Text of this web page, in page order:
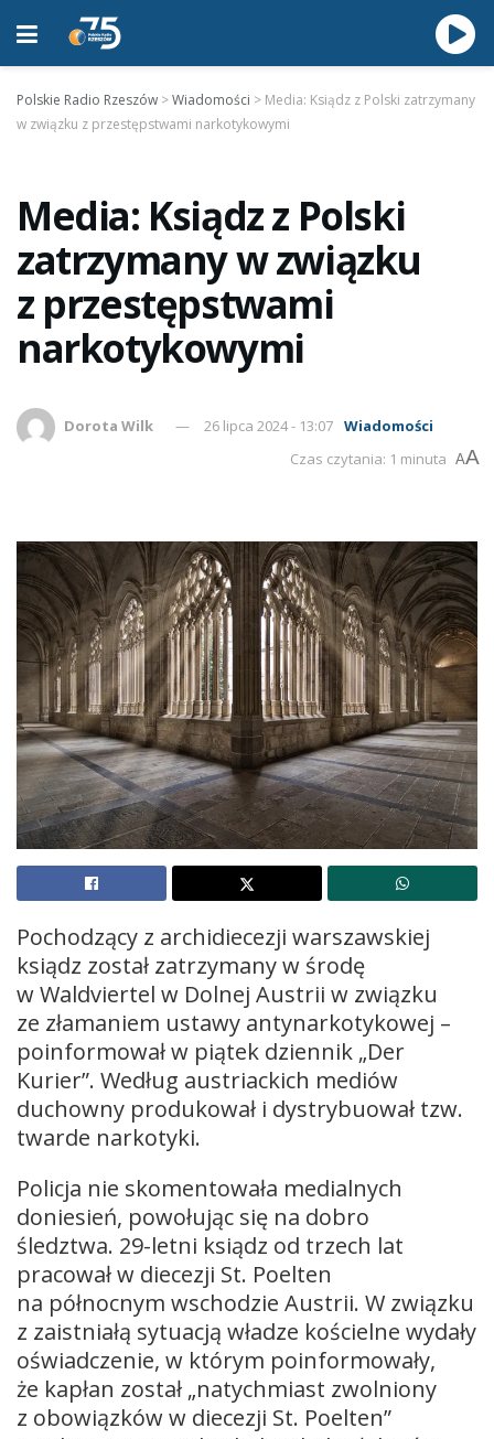
Polskie Radio Rzeszów >Wiadomości > Media: Ksiądz z Polski zatrzymany
w związku z przestępstwami narkotykowymi
Media: Ksiądz z Polski
zatrzymany w związku
z przestępstwami
narkotykowymi
Dorota Wilk 26 lipca 2024 - 13:07 Wiadomości
Czas czytania: 1 minuta AA
Pochodzący z archidiecezji warszawskiej
ksiądz został zatrzymany w środę
w Waldviertel w Dolnej Austrii w związku
ze złamaniem ustawy antynarkotykowej –
poinformował w piątek dziennik „Der
Kurier”. Według austriackich mediów
duchowny produkował i dystrybuował tzw.
twarde narkotyki.
Policja nie skomentowała medialnych
doniesień, powołując się na dobro
śledztwa. 29-letni ksiądz od trzech lat
pracował w diecezji St. Poelten
na północnym wschodzie Austrii. W związku
z zaistniałą sytuacją władze kościelne wydały
oświadczenie, w którym poinformowały,
że kapłan został „natychmiast zwolniony
z obowiązków w diecezji St. Poelten”